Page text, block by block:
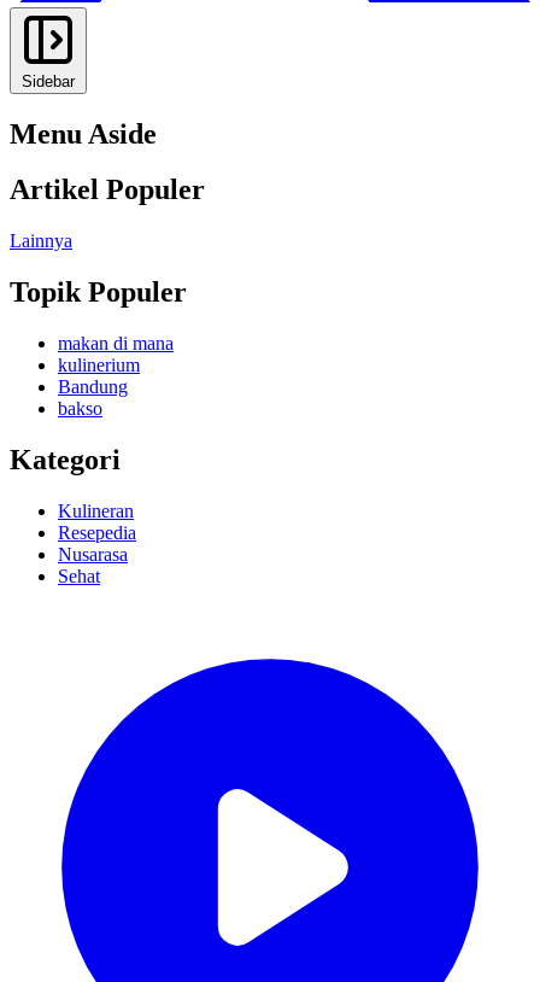
Sidebar
Menu Aside
Artikel Populer
Lainnya
Topik Populer
makan di mana
kulinerium
Bandung
bakso
Kategori
Kulineran
Resepedia
Nusarasa
Sehat